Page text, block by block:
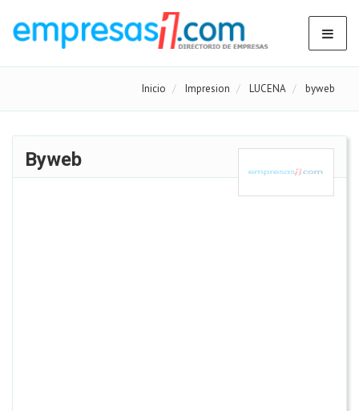
Inicio Impresion LUCENA byweb
Byweb